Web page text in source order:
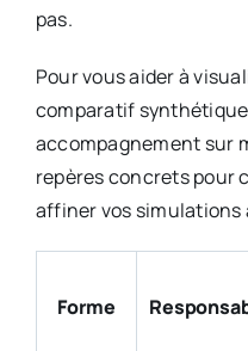
pas.
Pour vous aider à
comparatif
accompagnement sur
repères concrets pour
affiner vos simulations
Forme